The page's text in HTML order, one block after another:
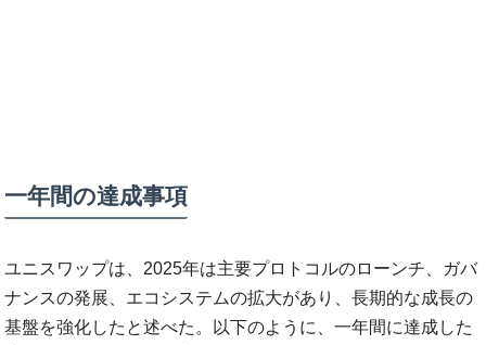
一年間の達成事項
ユニスワップは、2025年は主要プロトコルのローンチ、ガバ
ナンスの発展、エコシステムの拡大があり、長期的な成長の
基盤を強化したと述べた。以下のように、一年間に達成した